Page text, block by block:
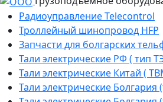
Радиоуправление Telecontrol
Троллейный шинопровод HFP
Запчасти для болгарских
Тали электрические РФ ( тип
Тали электрические Китай (
Тали электрические